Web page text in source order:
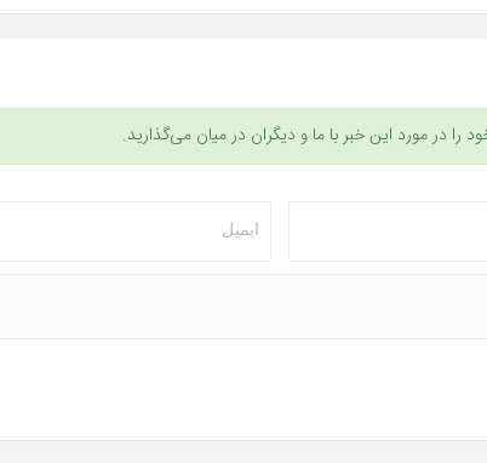
را در مورد این خبر با ما و دیگران در میان می‌گذارید.